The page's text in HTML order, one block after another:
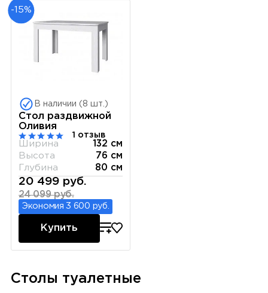
-15%
В наличии (8 шт.)
Стол раздвижной
Оливия
1 отзыв
Ширина
132 см
Высота
76 см
Глубина
80 см
20 499 руб.
24 099 руб.
Экономия 3 600 руб.
Купить
Столы туалетные